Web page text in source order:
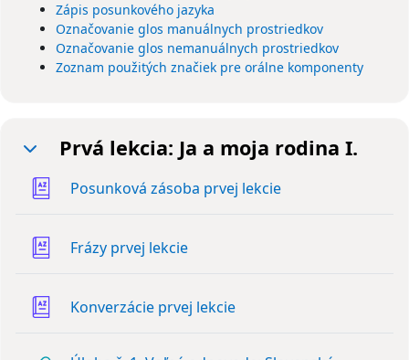
Zápis posunkového jazyka
Označovanie glos manuálnych prostriedkov
Označovanie glos nemanuálnych prostriedkov
Zoznam použitých značiek pre orálne komponenty
Zbaliť Prvá lekcia: Ja a moja rodina I.
Posunková zásoba prvej lekcieSlovník
Frázy prvej lekcieSlovník
Konverzácie prvej lekcieSlovník